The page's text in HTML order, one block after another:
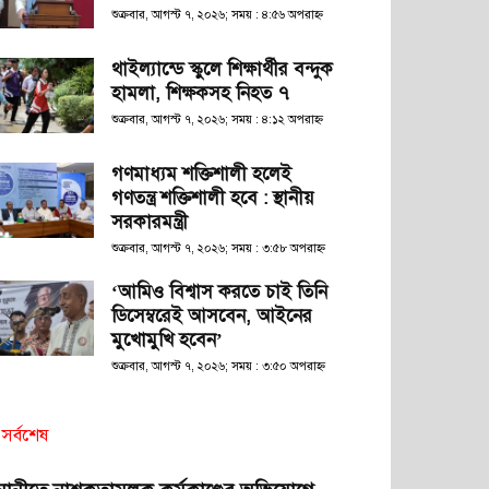
শুক্রবার, আগস্ট ৭, ২০২৬; সময় : ৪:৫৬ অপরাহ্ণ
থাইল্যান্ডে স্কুলে শিক্ষার্থীর বন্দুক
হামলা, শিক্ষকসহ নিহত ৭
শুক্রবার, আগস্ট ৭, ২০২৬; সময় : ৪:১২ অপরাহ্ণ
গণমাধ্যম শক্তিশালী হলেই
গণতন্ত্র শক্তিশালী হবে : স্থানীয়
সরকারমন্ত্রী
শুক্রবার, আগস্ট ৭, ২০২৬; সময় : ৩:৫৮ অপরাহ্ণ
‘আমিও বিশ্বাস করতে চাই তিনি
ডিসেম্বরেই আসবেন, আইনের
মুখোমুখি হবেন’
শুক্রবার, আগস্ট ৭, ২০২৬; সময় : ৩:৫০ অপরাহ্ণ
সর্বশেষ